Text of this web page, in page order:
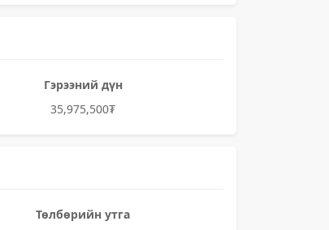
Гэрээний дүн
35,975,500₮
Төлбөрийн утга